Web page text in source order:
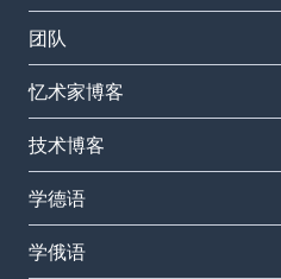
团队
忆术家博客
技术博客
学德语
学俄语